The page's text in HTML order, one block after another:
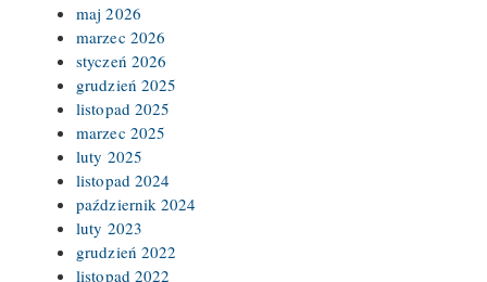
maj 2026
marzec 2026
styczeń 2026
grudzień 2025
listopad 2025
marzec 2025
luty 2025
listopad 2024
październik 2024
luty 2023
grudzień 2022
listopad 2022